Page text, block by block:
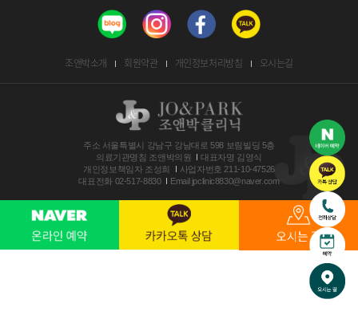
조앤박소개 회원약관 개인정보처리방침 오시는길
주소 서울특별시 강남구 강남대로 598 보림빌딩 5층
의료기관명침 조앤박의원 대표자명 김영식
개인정보책임자조성희 사업자번호 211-10-47526
대표전화02-517-8830 Emailjpclinic8830@naver.com